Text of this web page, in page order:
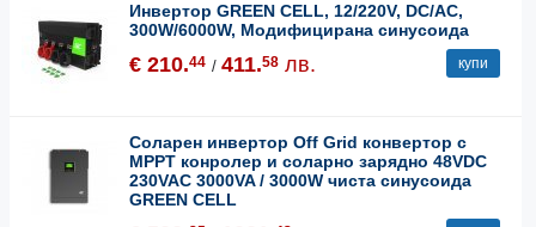
Инвертор GREEN CELL, 12/220V, DC/AC,
300W/6000W, Модифицирана синусоида
€ 210.44 / 411.58 лв. купи
Соларен инвертор Off Grid конвертор с
MPPT конролер и соларно зарядно 48VDC
230VAC 3000VA / 3000W чиста синусоида
GREEN CELL